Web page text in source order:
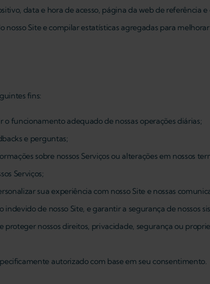
data e hora de acesso, página da web de referência
Site e compilar estatísticas agregadas para
fins:
o funcionamento adequado de nossas operações diárias;
e perguntas;
sobre nossos Serviços ou alterações em nossos
Serviços;
sua experiência com nosso Site e nossas
de nosso Site, e garantir a segurança de nossos
proteger nossos direitos, privacidade, segurança ou
autorizado com base em seu consentimento.